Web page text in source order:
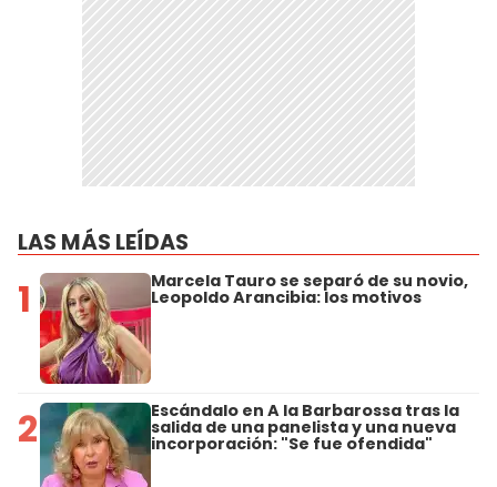
LAS MÁS LEÍDAS
1 Marcela Tauro se separó de su novio,
Leopoldo Arancibia: los motivos
2 Escándalo en A la Barbarossa tras la
salida de una panelista y una nueva
incorporación: "Se fue ofendida"